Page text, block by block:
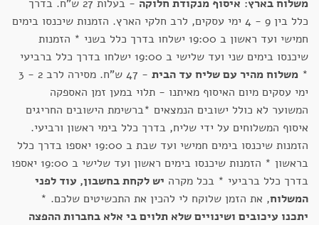
משלוח בארץ: איסוף מנקודת חלוקה
- בעלות 27 ש"ח. בדרך
כלל בין 9 - 4 ימי עסקים, לרב חלקי הארץ. הזמנות שיכנסו בימים
חמישי ועד ראשון ב 19:00 ישלחו בדרך כלל בשני * הזמנות
שיכנסו בימים שני ועד שלישי ב 19:00 ישלחו בדרך כלל ברביעי
* משלוח מהיר עם שליח עד הבית
- 47 ש"ח. מסירה לרב 2 - 3
ימי עסקים מיום האיסוף מאיתנו - תלוי במען זמן האספקה
המשוער לא כולל ישובים הנמצאים *ברשימת הישובים החריגים
איסוף המשלוחים על ידי שליח, בדרך כלל בימי ראשון ורביעי.
הזמנות שיכנסו בימים חמישי ועד שבת ב 19:00 יאספו בדרך כלל
בראשון * הזמנות שיכנסו בימים ראשון ועד שלישי ב 19:00 יאספו
בדרך כלל ברביעי * בכל מקרה יש לקחת בחשבון, עוד לפני
המשלוח, את הזמן שלוקח לי להכין את התכשיטים שלכם. *
יתכנו עיכובים ושינויים שלא תלוים בי אלא בחברות ההפצה